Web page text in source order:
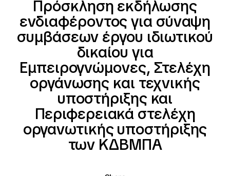
Πρόσκληση εκδήλωσης
ενδιαφέροντος για σύναψη
συμβάσεων έργου ιδιωτικού
δικαίου για
Εμπειρογνώμονες, Στελέχη
οργάνωσης και τεχνικής
υποστήριξης και
Περιφερειακά στελέχη
οργανωτικής υποστήριξης
των ΚΔΒΜΠΑ